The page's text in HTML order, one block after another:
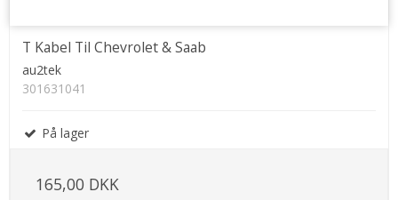
T Kabel Til Chevrolet & Saab
au2tek
301631041
På lager
165,00 DKK